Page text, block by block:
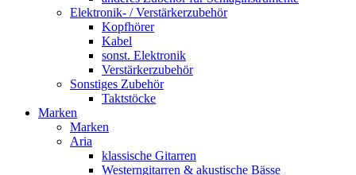
Elektronik- / Verstärkerzubehör
Kopfhörer
Kabel
sonst. Elektronik
Verstärkerzubehör
Sonstiges Zubehör
Taktstöcke
Marken
Marken
Aria
klassische Gitarren
Westerngitarren & akustische Bässe